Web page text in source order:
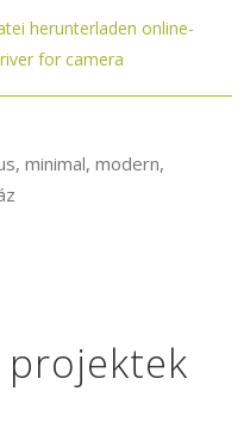
herunterladen online-
for camera
minimal, modern,